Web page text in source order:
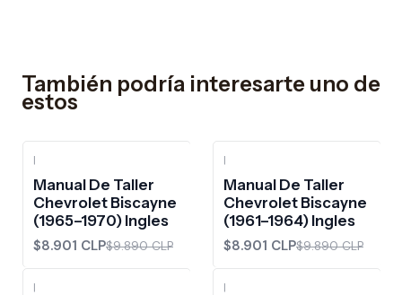
También podría interesarte uno de
estos
|
Manual De Taller
Chevrolet Biscayne
(1965–1970) Ingles
$8.901 CLP$9.890 CLP
|
Manual De Taller
Chevrolet Biscayne
(1961–1964) Ingles
$8.901 CLP$9.890 CLP
| |